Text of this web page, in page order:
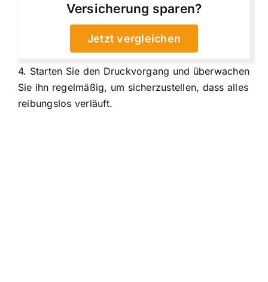
Versicherung sparen?
Jetzt vergleichen
4. Starten Sie den Druckvorgang und überwachen
Sie ihn regelmäßig, um sicherzustellen, dass alles
reibungslos verläuft.